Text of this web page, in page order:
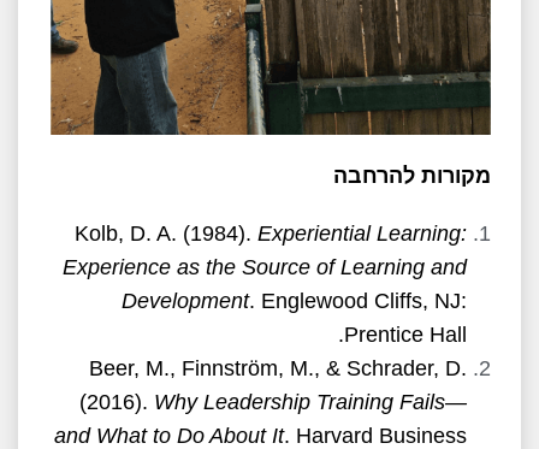
מקורות להרחבה
Kolb, D. A. (1984). Experiential Learning:
Experience as the Source of Learning and
Development. Englewood Cliffs, NJ:
Prentice Hall.
Beer, M., Finnström, M., & Schrader, D.
(2016). Why Leadership Training Fails—
and What to Do About It. Harvard Business